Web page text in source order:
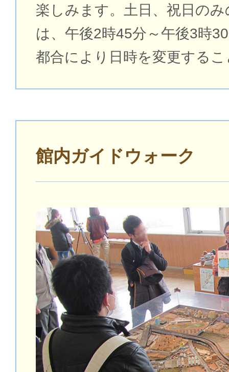
楽しみます。土日、祝日の
は、午後2時45分～午後3時
都合により日時を変更する
館内ガイドウォーク